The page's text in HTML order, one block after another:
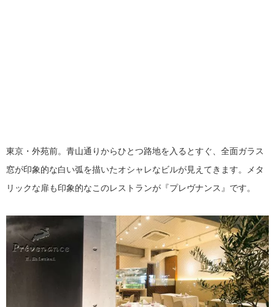
東京・外苑前。青山通りからひとつ路地を入るとすぐ、全面ガラス
窓が印象的な白い弧を描いたオシャレなビルが見えてきます。メタ
リックな扉も印象的なこのレストランが『プレヴナンス』です。